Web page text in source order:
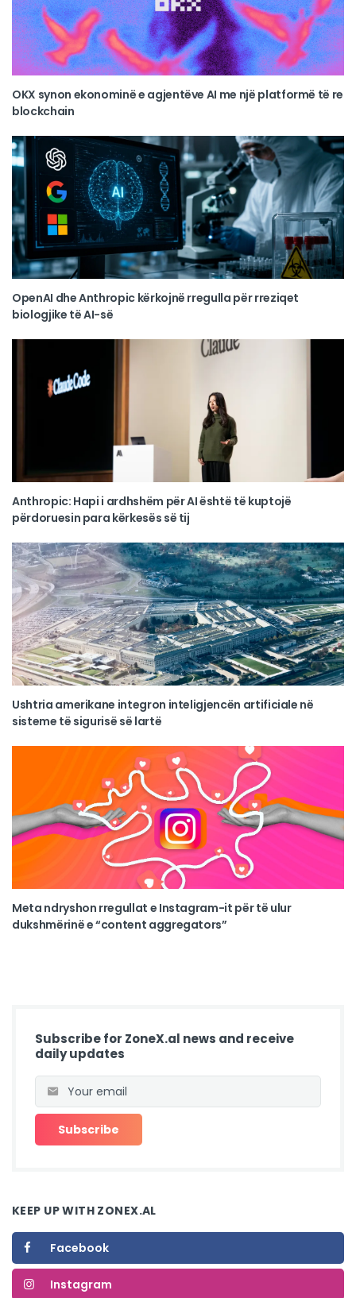
OKX synon ekonominë e agjentëve AI me një platformë të re
blockchain
OpenAI dhe Anthropic kërkojnë rregulla për rreziqet
biologjike të AI-së
Anthropic: Hapi i ardhshëm për AI është të kuptojë
përdoruesin para kërkesës së tij
Ushtria amerikane integron inteligjencën artificiale në
sisteme të sigurisë së lartë
Meta ndryshon rregullat e Instagram-it për të ulur
dukshmërinë e “content aggregators”
Subscribe for ZoneX.al news and receive
daily updates
KEEP UP WITH ZONEX.AL
Facebook
Instagram